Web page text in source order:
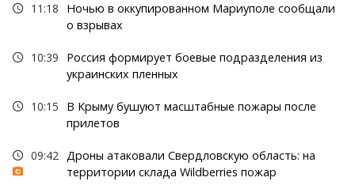
11:18
Ночью в оккупированном Мариуполе сообщали
о взрывах
10:39
Россия формирует боевые подразделения из
украинских пленных
10:15
В Крыму бушуют масштабные пожары после
прилетов
09:42 Дроны атаковали Свердловскую область: на
территории склада Wildberries пожар